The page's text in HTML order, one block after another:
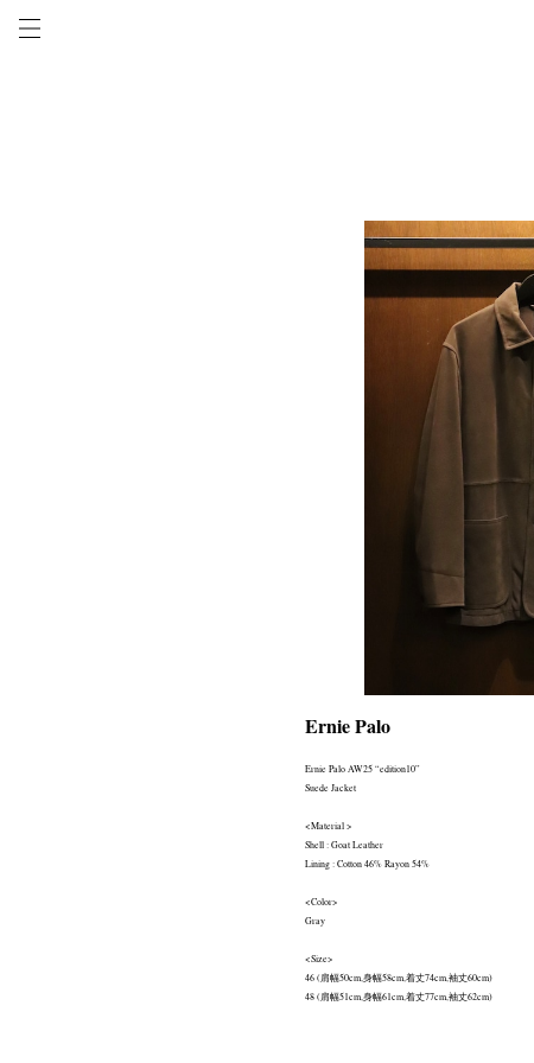
Ernie Palo
Ernie Palo AW25 “edition10”
Suede Jacket
<Material >
Shell : Goat Leather
Lining : Cotton 46% Rayon 54%
<Color>
Gray
<Size>
46 (肩幅50cm,身幅58cm,着丈74cm,袖丈60cm)
48 (肩幅51cm,身幅61cm,着丈77cm,袖丈62cm)